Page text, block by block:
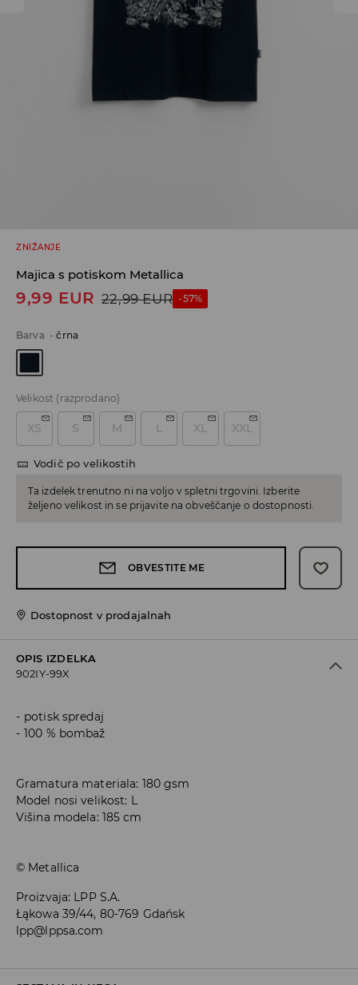
ZNIŽANJE
Majica s potiskom Metallica
9,99 EUR 22,99 EUR -57%
Barva -črna
Velikost (razprodano)
XS S M L XL XXL
Vodič po velikostih
Ta izdelek trenutno ni na voljo v spletni trgovini. Izberite
željeno velikost in se prijavite na obveščanje o dostopnosti.
OBVESTITE ME
Dostopnost v prodajalnah
OPIS IZDELKA
902IY-99X
potisk spredaj
100 % bombaž
Gramatura materiala: 180 gsm
Model nosi velikost: L
Višina modela: 185 cm
© Metallica
Proizvaja: LPP S.A.
Łąkowa 39/44, 80-769 Gdańsk
lpp@lppsa.com